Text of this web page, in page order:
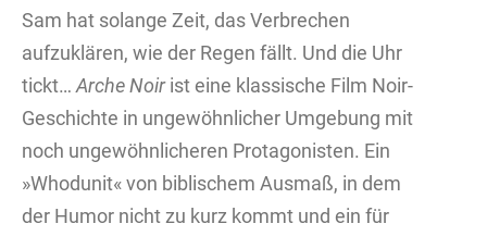
Sam hat solange Zeit, das Verbrechen
aufzuklären, wie der Regen fällt. Und die Uhr
tickt… Arche Noirist eine klassische Film Noir-
Geschichte in ungewöhnlicher Umgebung mit
noch ungewöhnlicheren Protagonisten. Ein
»Whodunit« von biblischem Ausmaß, in dem
der Humor nicht zu kurz kommt und ein für